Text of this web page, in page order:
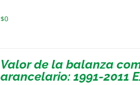
$0
Valor de la balanza
arancelario: 1991-2011